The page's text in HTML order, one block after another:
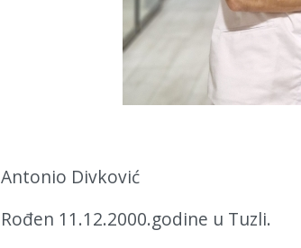
Antonio Divković
Rođen 11.12.2000.godine u Tuzli.